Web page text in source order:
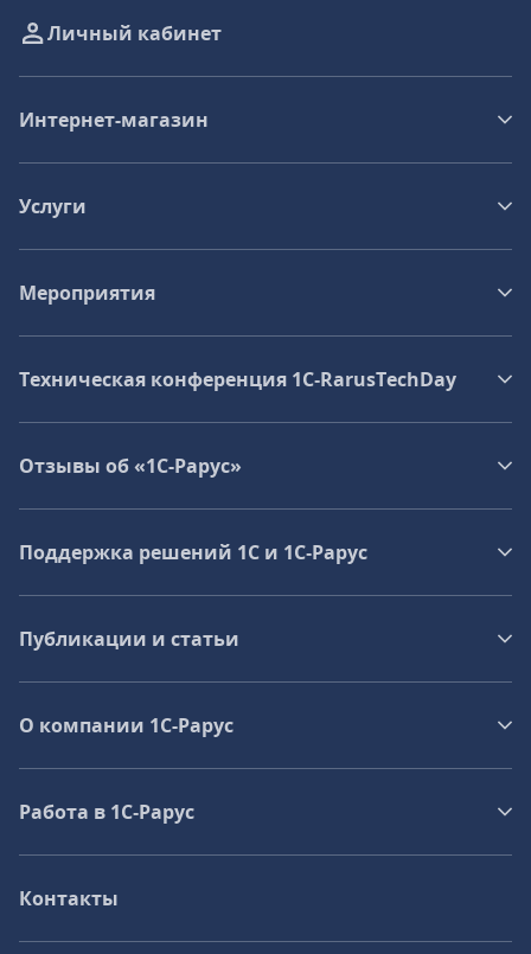
Личный кабинет
Интернет-магазин
Услуги
Мероприятия
Техническая конференция 1C‑RarusTechDay
Отзывы об «1С-Рарус»
Поддержка решений 1С и 1С‑Рарус
Публикации и статьи
О компании 1C-Рарус
Работа в 1С‑Рарус
Контакты